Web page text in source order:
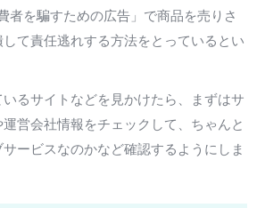
者を騙すための広告」で商品を売りさ
て責任逃れする方法をとっているとい
るサイトなどを見かけたら、まずはサ
営会社情報をチェックして、ちゃんと
ービスなのかなど確認するようにしま